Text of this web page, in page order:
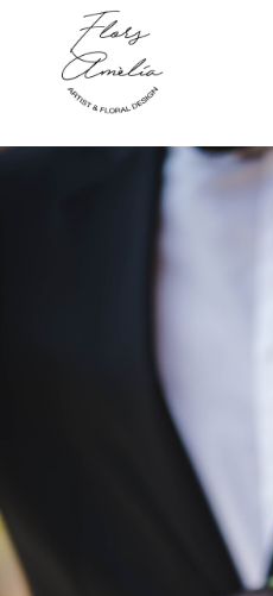
function new_meta_viewport() { echo '